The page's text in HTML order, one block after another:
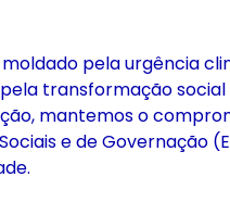
pela urgência
transformação
mantemos o
e de Governação